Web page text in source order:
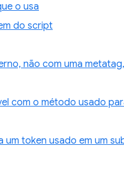
o usa
do script
não com uma
com o método usado
token usado em um